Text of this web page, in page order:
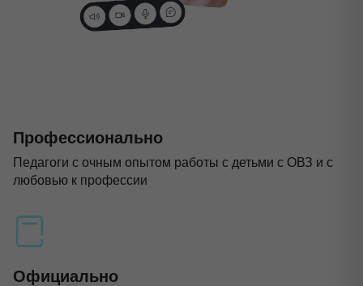
Профессионально
Педагоги с очным опытом работы с детьми с ОВЗ и с
любовью к профессии
Официально